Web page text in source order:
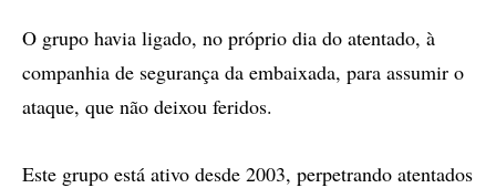
O grupo havia ligado, no próprio dia do atentado, à
companhia de segurança da embaixada, para assumir o
ataque, que não deixou feridos.
Este grupo está ativo desde 2003, perpetrando atentados